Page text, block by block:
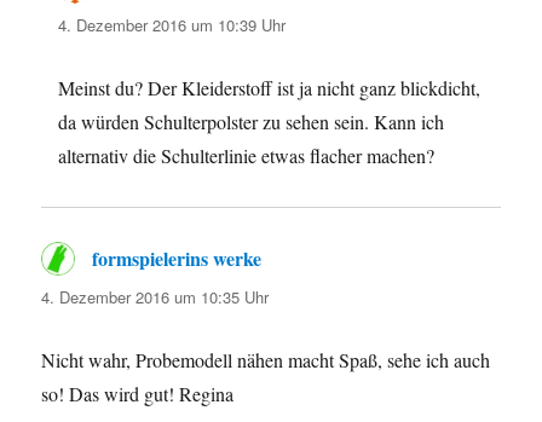
4. Dezember 2016 um 10:39 Uhr
Meinst du? Der Kleiderstoff ist ja nicht ganz blickdicht,
da würden Schulterpolster zu sehen sein. Kann ich
alternativ die Schulterlinie etwas flacher machen?
formspielerins werke
4. Dezember 2016 um 10:35 Uhr
Nicht wahr, Probemodell nähen macht Spaß, sehe ich auch
so! Das wird gut! Regina